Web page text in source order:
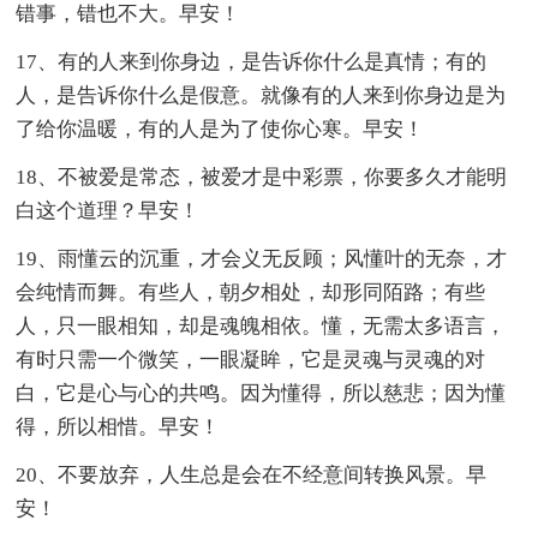
错事，错也不大。早安！
17、有的人来到你身边，是告诉你什么是真情；有的
人，是告诉你什么是假意。就像有的人来到你身边是为
了给你温暖，有的人是为了使你心寒。早安！
18、不被爱是常态，被爱才是中彩票，你要多久才能明
白这个道理？早安！
19、雨懂云的沉重，才会义无反顾；风懂叶的无奈，才
会纯情而舞。有些人，朝夕相处，却形同陌路；有些
人，只一眼相知，却是魂魄相依。懂，无需太多语言，
有时只需一个微笑，一眼凝眸，它是灵魂与灵魂的对
白，它是心与心的共鸣。因为懂得，所以慈悲；因为懂
得，所以相惜。早安！
20、不要放弃，人生总是会在不经意间转换风景。早
安！